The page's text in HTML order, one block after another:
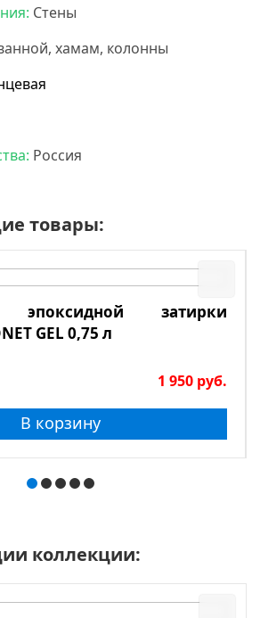
Стены
хамам, колонны
Россия
товары:
эпоксидной затирки
GEL 0,75 л
1 950 руб.
В корзину
коллекции: